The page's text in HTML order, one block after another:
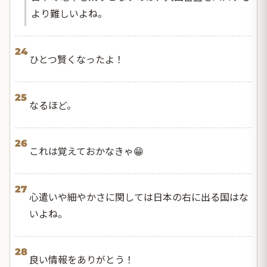
より難しいよね。
24
ひとつ賢くなったよ！
25
なるほど。
26
これは覚えておかなきゃ😁
27
心遣いや細やかさに関しては日本の右に出る国はな
いよね。
28
良い情報をありがとう！